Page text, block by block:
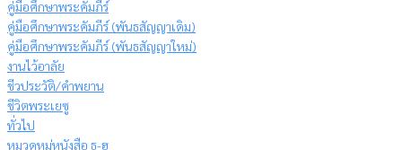
คู่มือศึกษาพระคัมภีร์
คู่มือศึกษาพระคัมภีร์ (พันธสัญญาเดิม)
คู่มือศึกษาพระคัมภีร์ (พันธสัญญาใหม่)
งานไว้อาลัย
ชีวประวัติ/คำพยาน
ชีวิตพระเยซู
ทั่วไป
หมวดหมู่หนังสือ ธ-ฮ